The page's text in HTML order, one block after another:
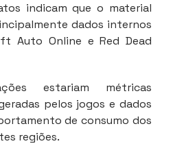
indicam que o material
dados internos
Auto Online e Red Dead
estariam métricas
pelos jogos e dados
de consumo dos
regiões.